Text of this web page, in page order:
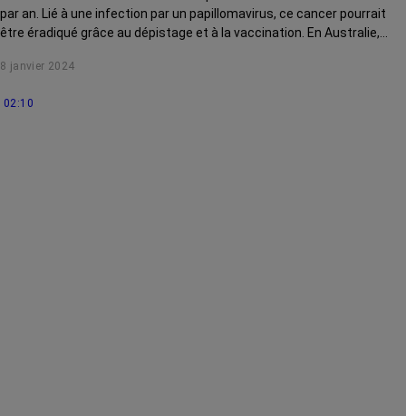
par an. Lié à une infection par un papillomavirus, ce cancer pourrait
être éradiqué grâce au dépistage et à la vaccination. En Australie,
8 janvier 2024
02:10